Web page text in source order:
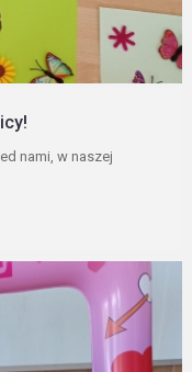
nami, w naszej